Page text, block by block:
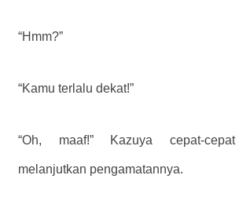
“Hmm?”
“Kamu terlalu dekat!”
“Oh, maaf!” Kazuya cepat-
melanjutkan pengamatannya.